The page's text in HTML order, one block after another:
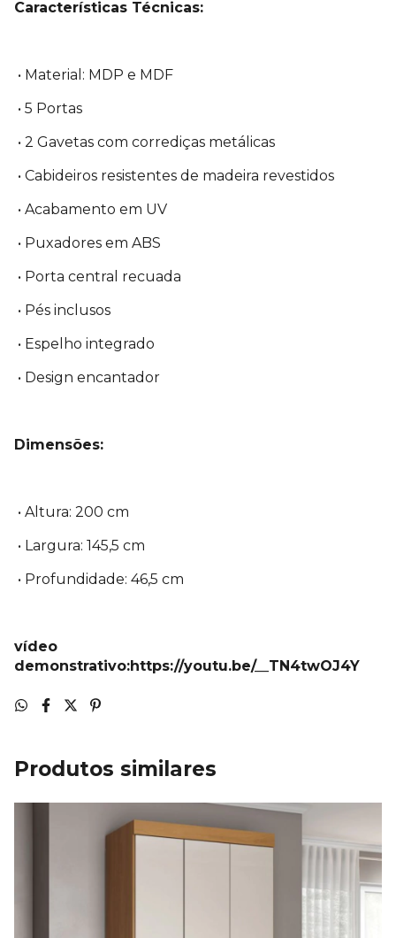
Características Técnicas:
• Material: MDP e MDF
• 5 Portas
• 2 Gavetas com corrediças metálicas
• Cabideiros resistentes de madeira revestidos
• Acabamento em UV
• Puxadores em ABS
• Porta central recuada
• Pés inclusos
• Espelho integrado
• Design encantador
Dimensões:
• Altura: 200 cm
• Largura: 145,5 cm
• Profundidade: 46,5 cm
vídeo
demonstrativo:https://youtu.be/__TN4twOJ4Y
Produtos similares